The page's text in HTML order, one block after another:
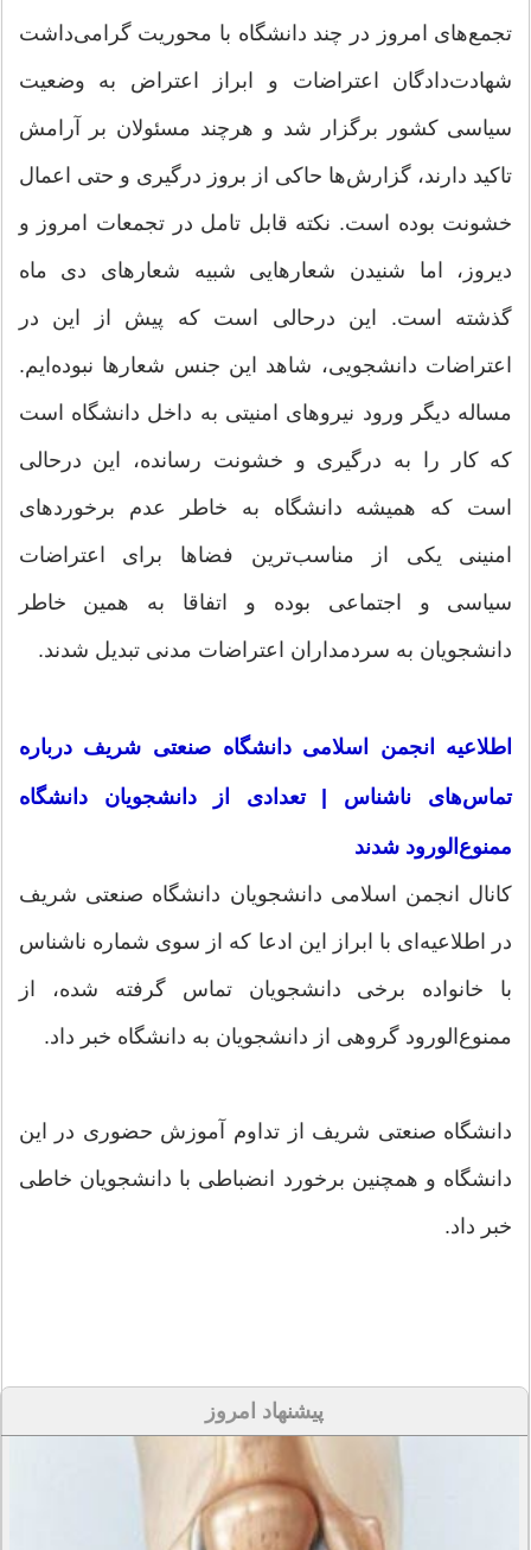
تجمع‌های امروز در چند دانشگاه با محوریت گرامی‌داشت
شهادت‌دادگان اعتراضات و ابراز اعتراض به وضعیت
سیاسی کشور برگزار شد و هرچند مسئولان بر آرامش
تاکید دارند، گزارش‌ها حاکی از بروز درگیری و حتی اعمال
خشونت بوده است. نکته قابل تامل در تجمعات امروز و
دیروز، اما شنیدن شعار‌هایی شبیه شعار‌های دی ماه
گذشته است. این درحالی است که پیش از این در
اعتراضات دانشجویی، شاهد این جنس شعار‌ها نبوده‌ایم.
مساله دیگر ورود نیرو‌های امنیتی به داخل دانشگاه است
که کار را به درگیری و خشونت رسانده، این درحالی
است که همیشه دانشگاه به خاطر عدم برخورد‌های
امنینی یکی از مناسب‌ترین فضا‌ها برای اعتراضات
سیاسی و اجتماعی بوده و اتفاقا به همین خاطر
دانشجویان به سردمداران اعتراضات مدنی تبدیل شدند.
اطلاعیه انجمن اسلامی دانشگاه صنعتی شریف درباره
تماس‌های ناشناس | تعدادی از دانشجویان دانشگاه
ممنوع‌الورود شدند
کانال انجمن اسلامی دانشجویان دانشگاه صنعتی شریف
در اطلاعیه‌ای با ابراز این ادعا که از سوی شماره ناشناس
با خانواده برخی دانشجویان تماس گرفته شده، از
ممنوع‌الورود گروهی از دانشجویان به دانشگاه خبر داد.
دانشگاه صنعتی شریف از تداوم آموزش حضوری در این
دانشگاه و همچنین برخورد انضباطی با دانشجویان خاطی
خبر داد.‌
پیشنهاد امروز